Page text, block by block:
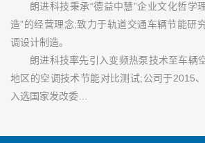
朗进科技秉承“德益中慧”企业文化哲学
造”的经营理念;致力于轨道交通车辆节能研
调设计制造。
朗进科技率先引入变频热泵技术至车辆
地区的空调技术节能对比测试;公司于2015
入选国家发改委…